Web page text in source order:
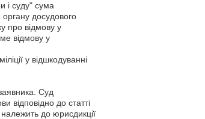
і суду" сума
досудового
про відмову у
відмову у
у відшкодуванні
Суд
відповідно до статті
до юрисдикції